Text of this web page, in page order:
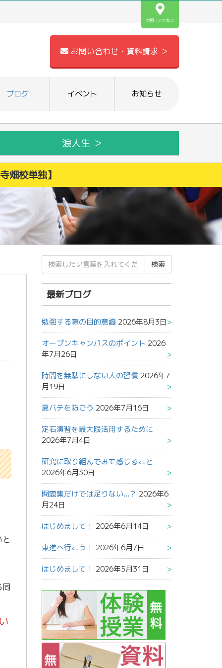
地図・アクセス
お問い合わせ・資料請求 ＞
ブログ イベント お知らせ
浪人生 ＞
校単独】
同
検
索
結
果:
最新ブログ
勉強する際の目的意識 2026年8月3日
オープンキャンパスのポイント 2026
年7月26日
時間を無駄にしない人の習慣 2026年7
月19日
夏バテを防ごう 2026年7月16日
定石演習を最大限活用するために
2026年7月4日
研究に取り組んでみて感じること
2026年6月30日
問題集だけでは足りない...？ 2026年6
月24日
はじめまして！ 2026年6月14日
東進へ行こう！ 2026年6月7日
はじめまして！ 2026年5月31日